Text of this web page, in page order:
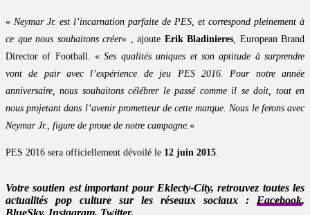
« Neymar Jr. est l’incarnation parfaite de PES, et correspond pleinement à
ce que nous souhaitons créer« , ajoute Erik Bladinieres, European Brand
Director of Football. «Ses qualités uniques et son aptitude à surprendre
vont de pair avec l’expérience de jeu PES 2016. Pour notre année
anniversaire, nous souhaitons célébrer le passé comme il se doit, tout en
nous projetant dans l’avenir prometteur de cette marque. Nous le ferons avec
Neymar Jr., figure de proue de notre campagne.«
PES 2016 sera officiellement dévoilé le 12 juin 2015.
Votre soutien est important pour Eklecty-City, retrouvez toutes les
actualités pop culture sur les réseaux sociaux : Facebook,
BlueSky, Instagram, Twitter.